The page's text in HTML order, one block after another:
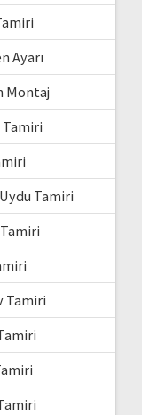
Ayarı
Montaj
Tamiri
Tamiri
Tamiri